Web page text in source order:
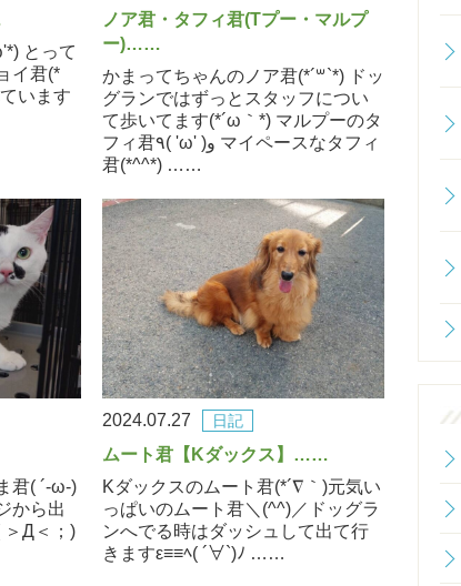
とって
イ君(*
います
ノア君・タフィ君(Tプー・マルプ
ー)……
かまってちゃんのノア君(*´꒳`*) ドッ
グランではずっとスタッフについ
て歩いてます(*´ω｀*) マルプーのタ
フィ君٩( 'ω' )و マイペースなタフィ
君(*^^*) ……
君( ´-ω-)
から出
＞Д＜；)
2024.07.27 日記
ムート君【Kダックス】……
Kダックスのムート君(*´∇｀)元気い
っぱいのムート君＼(^^)／ドッグラ
ンへでる時はダッシュして出て行
きますε≡≡ﾍ( ´∀`)ﾉ ……